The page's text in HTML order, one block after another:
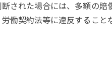
された場合には、多額の賠
働契約法等に違反すること